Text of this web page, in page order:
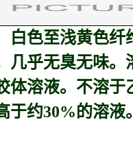
白色至浅黄色纤
几乎无臭无味。
体溶液。不溶于
于约30%的溶液。